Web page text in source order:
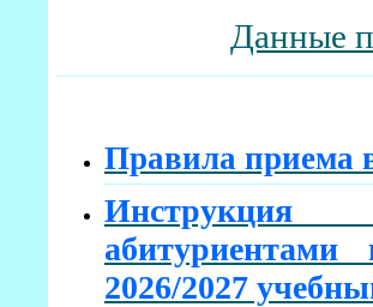
Данные
Правила приема
2026/2027